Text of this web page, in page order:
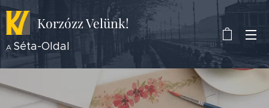
KorzózzVelünk!
A Séta-Oldal